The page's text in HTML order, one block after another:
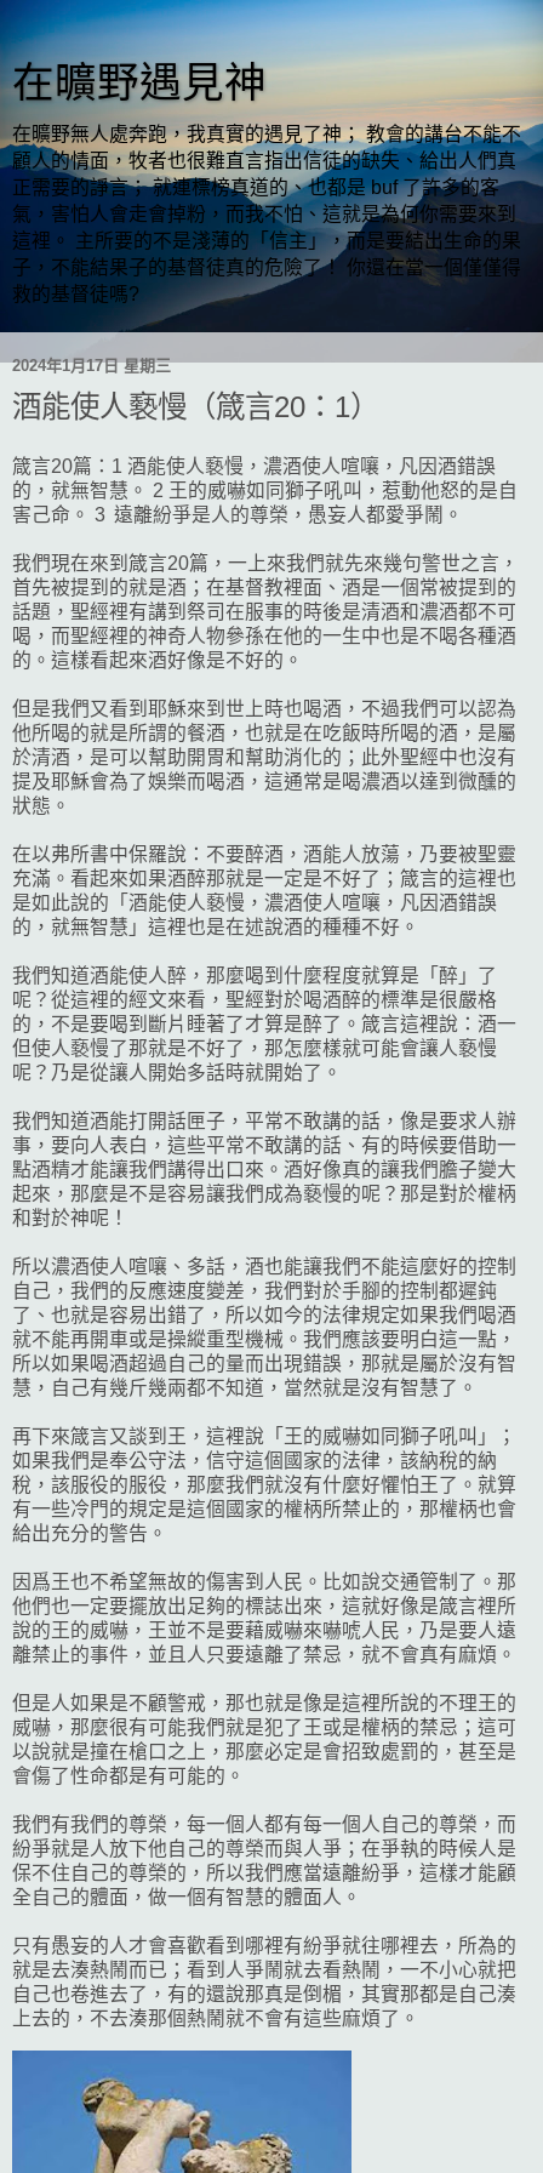
在曠野遇見神
在曠野無人處奔跑，我真實的遇見了神； 教會的講台不能不
顧人的情面，牧者也很難直言指出信徒的缺失、給出人們真
正需要的諍言； 就連標榜真道的、也都是 buf 了許多的客
氣，害怕人會走會掉粉，而我不怕、這就是為何你需要來到
這裡。 主所要的不是淺薄的「信主」，而是要結出生命的果
子，不能結果子的基督徒真的危險了！ 你還在當一個僅僅得
救的基督徒嗎?
2024年1月17日 星期三
酒能使人褻慢（箴言20：1）
箴言20篇：1 酒能使人褻慢，濃酒使人喧嚷，凡因酒錯誤
的，就無智慧。 2 王的威嚇如同獅子吼叫，惹動他怒的是自
害己命。 3 遠離紛爭是人的尊榮，愚妄人都愛爭鬧。
我們現在來到箴言20篇，一上來我們就先來幾句警世之言，
首先被提到的就是酒；在基督教裡面、酒是一個常被提到的
話題，聖經裡有講到祭司在服事的時後是清酒和濃酒都不可
喝，而聖經裡的神奇人物參孫在他的一生中也是不喝各種酒
的。這樣看起來酒好像是不好的。
但是我們又看到耶穌來到世上時也喝酒，不過我們可以認為
他所喝的就是所謂的餐酒，也就是在吃飯時所喝的酒，是屬
於清酒，是可以幫助開胃和幫助消化的；此外聖經中也沒有
提及耶穌會為了娛樂而喝酒，這通常是喝濃酒以達到微醺的
狀態。
在以弗所書中保羅說：不要醉酒，酒能人放蕩，乃要被聖靈
充滿。看起來如果酒醉那就是一定是不好了；箴言的這裡也
是如此說的「酒能使人褻慢，濃酒使人喧嚷，凡因酒錯誤
的，就無智慧」這裡也是在述說酒的種種不好。
我們知道酒能使人醉，那麼喝到什麼程度就算是「醉」了
呢？從這裡的經文來看，聖經對於喝酒醉的標準是很嚴格
的，不是要喝到斷片睡著了才算是醉了。箴言這裡說：酒一
但使人褻慢了那就是不好了，那怎麼樣就可能會讓人褻慢
呢？乃是從讓人開始多話時就開始了。
我們知道酒能打開話匣子，平常不敢講的話，像是要求人辦
事，要向人表白，這些平常不敢講的話、有的時候要借助一
點酒精才能讓我們講得出口來。酒好像真的讓我們膽子變大
起來，那麼是不是容易讓我們成為褻慢的呢？那是對於權柄
和對於神呢！
所以濃酒使人喧嚷、多話，酒也能讓我們不能這麼好的控制
自己，我們的反應速度變差，我們對於手腳的控制都遲鈍
了、也就是容易出錯了，所以如今的法律規定如果我們喝酒
就不能再開車或是操縱重型機械。我們應該要明白這一點，
所以如果喝酒超過自己的量而出現錯誤，那就是屬於沒有智
慧，自己有幾斤幾兩都不知道，當然就是沒有智慧了。
再下來箴言又談到王，這裡說「王的威嚇如同獅子吼叫」；
如果我們是奉公守法，信守這個國家的法律，該納稅的納
稅，該服役的服役，那麼我們就沒有什麼好懼怕王了。就算
有一些冷門的規定是這個國家的權柄所禁止的，那權柄也會
給出充分的警告。
因爲王也不希望無故的傷害到人民。比如說交通管制了。那
他們也一定要擺放出足夠的標誌出來，這就好像是箴言裡所
說的王的威嚇，王並不是要藉威嚇來嚇唬人民，乃是要人遠
離禁止的事件，並且人只要遠離了禁忌，就不會真有麻煩。
但是人如果是不顧警戒，那也就是像是這裡所說的不理王的
威嚇，那麼很有可能我們就是犯了王或是權柄的禁忌；這可
以說就是撞在槍口之上，那麼必定是會招致處罰的，甚至是
會傷了性命都是有可能的。
我們有我們的尊榮，每一個人都有每一個人自己的尊榮，而
紛爭就是人放下他自己的尊榮而與人爭；在爭執的時候人是
保不住自己的尊榮的，所以我們應當遠離紛爭，這樣才能顧
全自己的體面，做一個有智慧的體面人。
只有愚妄的人才會喜歡看到哪裡有紛爭就往哪裡去，所為的
就是去湊熱鬧而已；看到人爭鬧就去看熱鬧，一不小心就把
自己也卷進去了，有的還說那真是倒楣，其實那都是自己湊
上去的，不去湊那個熱鬧就不會有這些麻煩了。